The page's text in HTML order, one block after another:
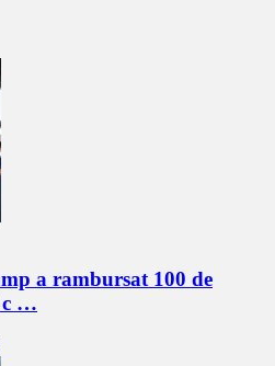
a rambursat 100 de
c …